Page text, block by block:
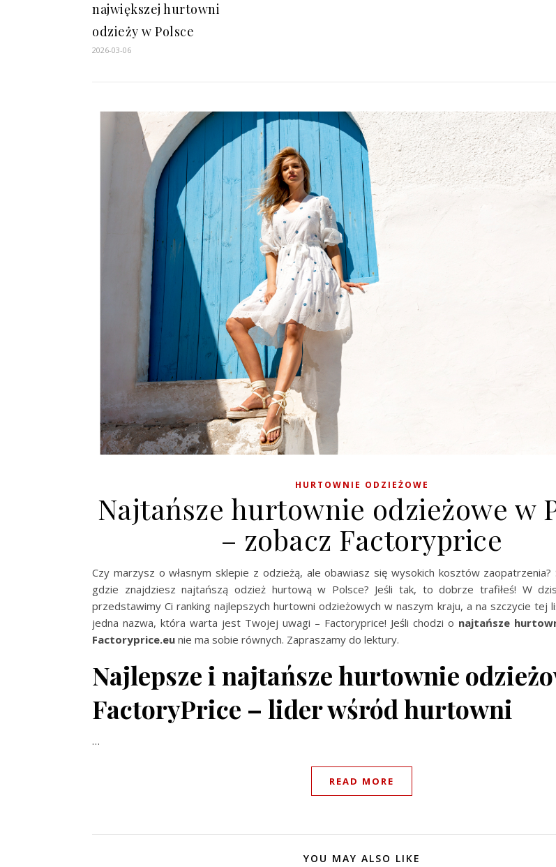
największej hurtowni
odzieży w Polsce
2026-03-06
HURTOWNIE ODZIEŻOWE
Najtańsze hurtownie odzieżowe w
– zobacz Factoryprice
Czy marzysz o własnym sklepie z odzieżą, ale obawiasz się wysokich kosztów zaopatrzenia?
gdzie znajdziesz najtańszą odzież hurtową w Polsce? Jeśli tak, to dobrze trafiłeś! W
przedstawimy Ci ranking najlepszych hurtowni odzieżowych w naszym kraju, a na szczycie tej
jedna nazwa, która warta jest Twojej uwagi – Factoryprice! Jeśli chodzi o najtańsze
Factoryprice.eu nie ma sobie równych. Zapraszamy do lektury.
Najlepsze i najtańsze hurtownie
FactoryPrice – lider wśród hurtowni
…
READ MORE
YOU MAY ALSO LIKE